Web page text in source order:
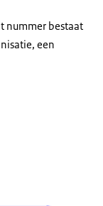
nummer bestaat
een